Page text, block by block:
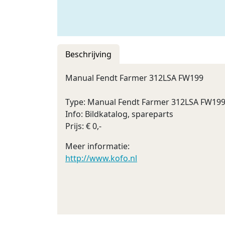
Beschrijving
Manual Fendt Farmer 312LSA FW199
Type: Manual Fendt Farmer 312LSA FW199
Info: Bildkatalog, spareparts
Prijs: € 0,-
Meer informatie:
http://www.kofo.nl